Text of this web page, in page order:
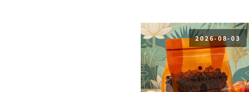
2026-08-03